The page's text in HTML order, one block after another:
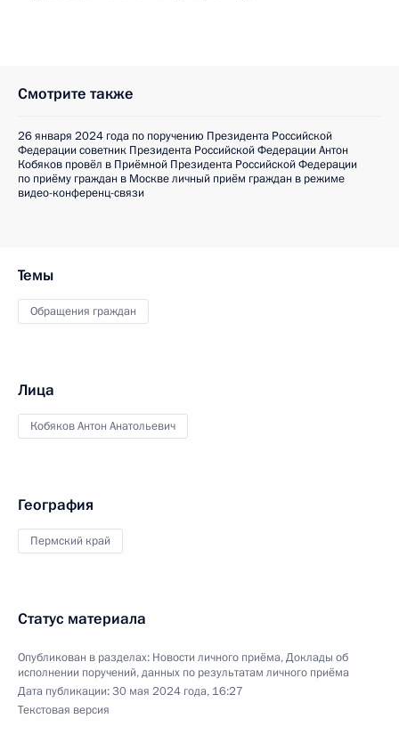
Смотрите также
26 января 2024 года по поручению Президента Российской
Федерации советник Президента Российской Федерации Антон
Кобяков провёл в Приёмной Президента Российской Федерации
по приёму граждан в Москве личный приём граждан в режиме
видео-конференц-связи
Темы
Обращения граждан
Лица
Кобяков Антон Анатольевич
География
Пермский край
Статус материала
Опубликован в разделах: Новости личного приёма,Доклады об
исполнении поручений, данных по результатам личного приёма
Дата публикации:30 мая 2024 года, 16:27
Текстовая версия